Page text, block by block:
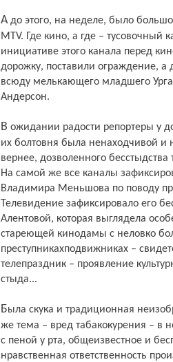
А до этого, на неделе, было большое глумление, церемония вручения кинопремий
МТV. Где кино, а где – тусовочный
инициативе этого канала перед
дорожку, поставили ограждение, а
всюду мелькающего младшего
Андерсон.
В ожидании радости репортеры у дорожки пытались развлекать публику стебом, хотя
их болтовня была ненаходчивой
вернее, дозволенного
На самой же все каналы
Владимира Меньшова по поводу
Телевидение зафиксировало его
Алентовой, которая выглядела
стареющей кинодамы с неловко
преступниках­подвижниках –
телепраздник – проявление
стыда...
Была скука и традиционная неизобретательность в поиске проблематики: одна и та
же тема – вред табакокурения – в
с пеной у рта, общеизвестное и
нравственная ответственность